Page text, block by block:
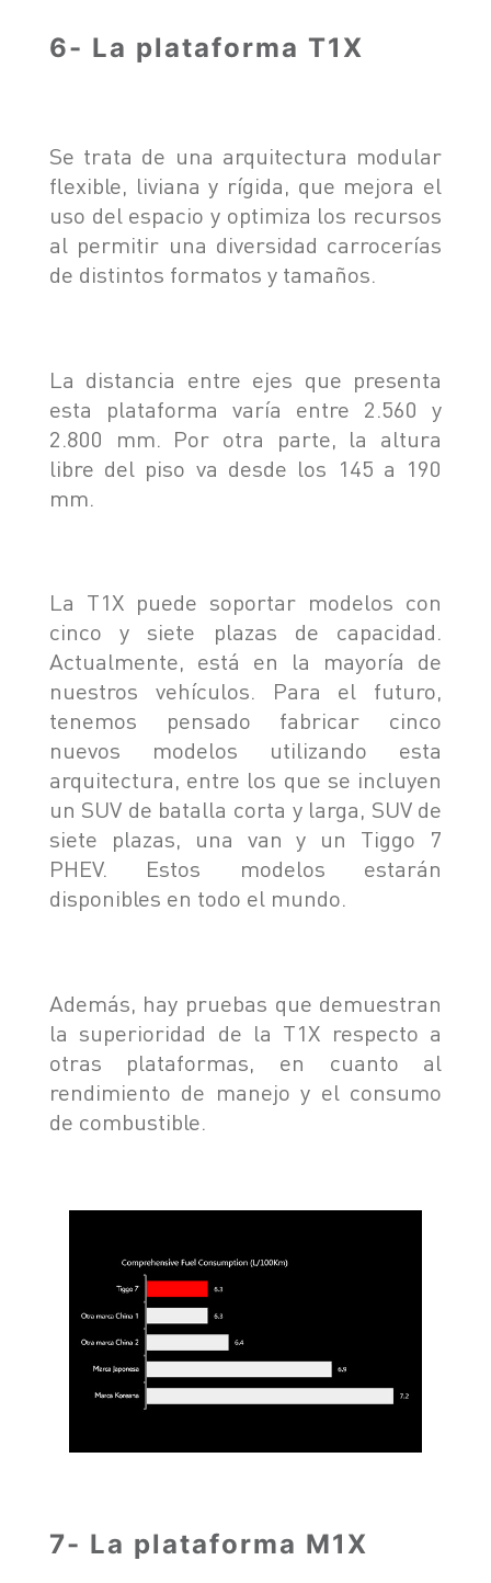
6- La plataforma T1X
Se trata de una arquitectura modular
flexible, liviana y rígida, que mejora el
uso del espacio y optimiza los recursos
al permitir una diversidad carrocerías
de distintos formatos y tamaños.
La distancia entre ejes que presenta
esta plataforma varía entre 2.560 y
2.800 mm. Por otra parte, la altura
libre del piso va desde los 145 a 190
mm.
La T1X puede soportar modelos con
cinco y siete plazas de capacidad.
Actualmente, está en la mayoría de
nuestros vehículos. Para el futuro,
tenemos pensado fabricar cinco
nuevos modelos utilizando esta
arquitectura, entre los que se incluyen
un SUV de batalla corta y larga, SUV de
siete plazas, una van y un Tiggo 7
PHEV. Estos modelos estarán
disponibles en todo el mundo.
Además, hay pruebas que demuestran
la superioridad de la T1X respecto a
otras plataformas, en cuanto al
rendimiento de manejo y el consumo
de combustible.
7- La plataforma M1X